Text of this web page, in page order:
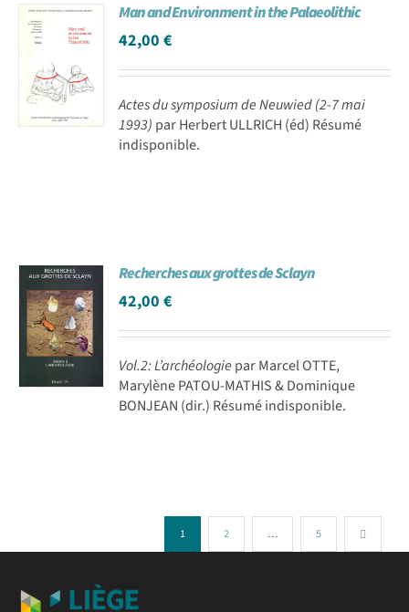
Man and Environment in the Palaeolithic
42,00€
Actes du symposium de Neuwied (2-7 mai
1993) par Herbert ULLRICH (éd) Résumé
indisponible.
Recherches aux grottes de Sclayn
42,00€
Vol.2: L’archéologie par Marcel OTTE,
Marylène PATOU-MATHIS & Dominique
BONJEAN (dir.) Résumé indisponible.
1 2 … 5